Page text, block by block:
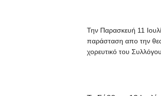
Την Παρασκευή 11
παράσταση απο την
χορευτικό του Συλλόγου.